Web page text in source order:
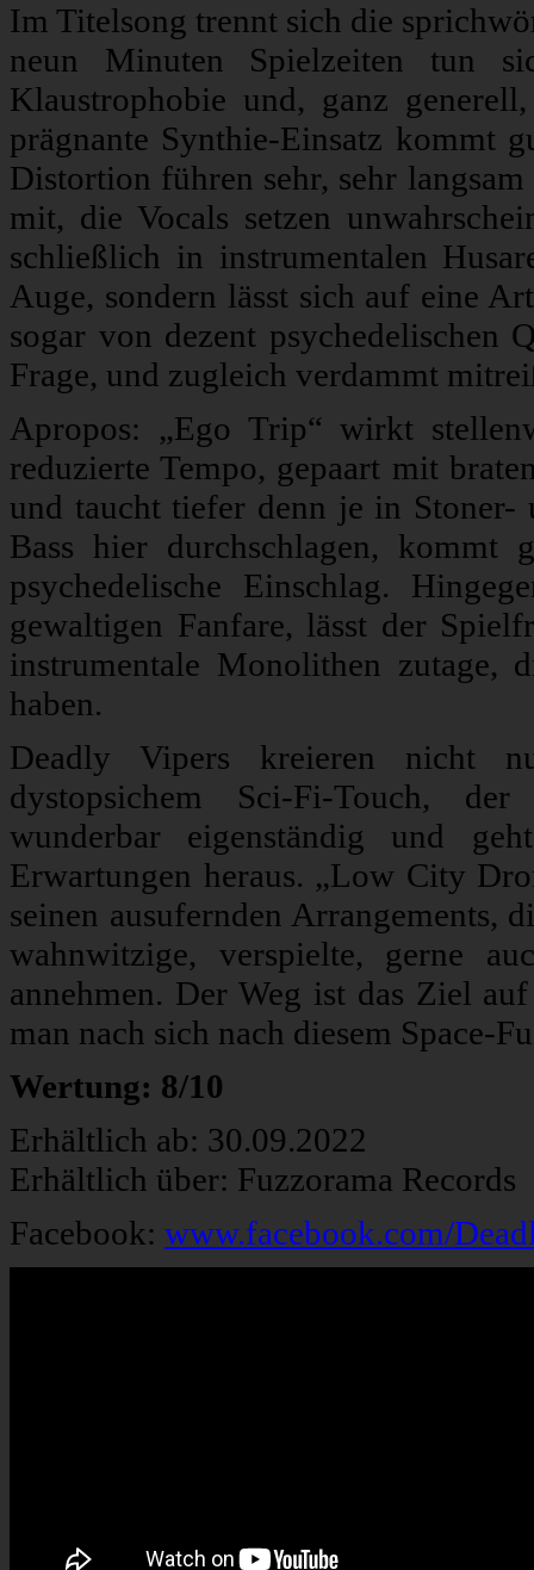
Im Titelsong trennt sich die
neun Minuten Spielzeiten tun
Klaustrophobie und, ganz
prägnante Synthie-Einsatz kommt
Distortion führen sehr, sehr
mit, die Vocals setzen
schließlich in instrumentalen
Auge, sondern lässt sich auf eine
sogar von dezent psychedelischen
Frage, und zugleich verdammt
Apropos: „Ego Trip“ wirkt
reduzierte Tempo, gepaart mit
und taucht tiefer denn je in Stoner-
Bass hier durchschlagen, kommt
psychedelische Einschlag.
gewaltigen Fanfare, lässt der
instrumentale Monolithen zutage,
haben.
Deadly Vipers kreieren nicht
dystopsichem Sci-Fi-Touch,
wunderbar eigenständig und
Erwartungen heraus. „Low City
seinen ausufernden Arrangements,
wahnwitzige, verspielte, gerne
annehmen. Der Weg ist das Ziel
man nach sich nach diesem Space-
Wertung: 8/10
Erhältlich ab: 30.09.2022
Erhältlich über: Fuzzorama Records
Facebook: www.facebook.com/